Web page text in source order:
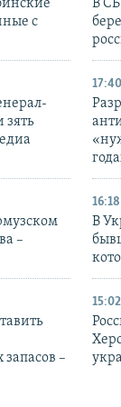
с
В
17:40
–
16:18
В
–
15:02